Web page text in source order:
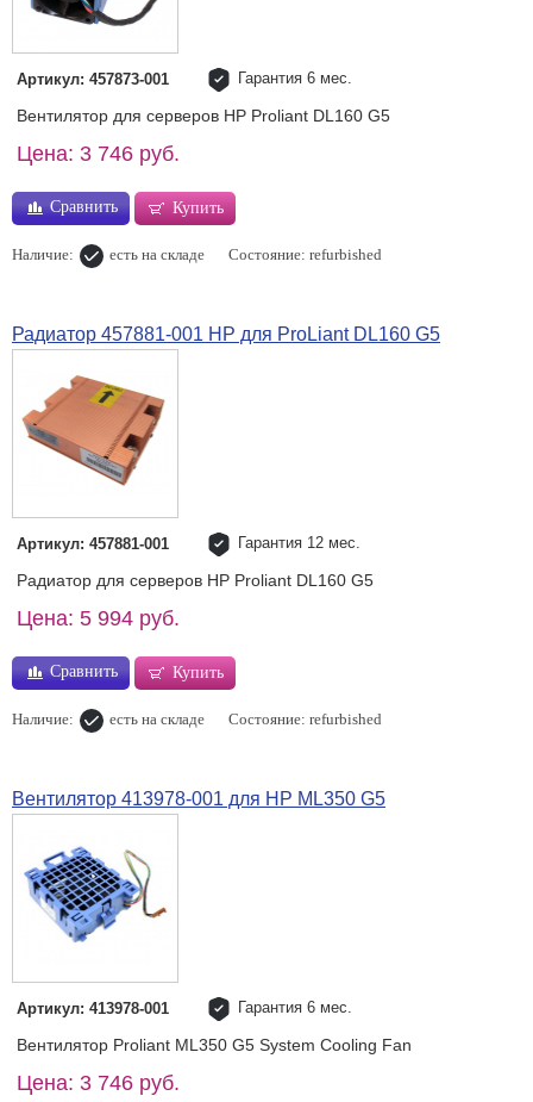
Артикул: 457873-001 Гарантия 6 мес.
Вентилятор для серверов HP Proliant DL160 G5
Цена: 3 746 руб.
Сравнить Купить
Наличие: есть на складе Состояние: refurbished
Радиатор 457881-001 HP для ProLiant DL160 G5
Артикул: 457881-001 Гарантия 12 мес.
Радиатор для серверов HP Proliant DL160 G5
Цена: 5 994 руб.
Сравнить Купить
Наличие: есть на складе Состояние: refurbished
Вентилятор 413978-001 для HP ML350 G5
Артикул: 413978-001 Гарантия 6 мес.
Вентилятор Proliant ML350 G5 System Cooling Fan
Цена: 3 746 руб.